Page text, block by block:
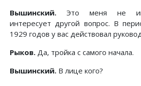
Вышинский. Это меня не
интересует другой вопрос. В
1929 годов у вас действовал
Рыков. Да, тройка с самого начала.
Вышинский. В лице кого?